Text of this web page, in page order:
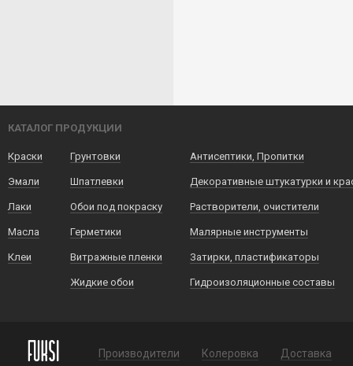
КАТАЛОГ ПРОДУКЦИИ
Краски
Эмали
Лаки
Масла
Клеи
Грунтовки
Шпатлевки
Обои под покраску
Герметики
Витражные пленки
Жидкие обои
Антисептики, Пропитки
Декоративные штукатурки и
Растворители, очистители
Малярные инструменты
Затирки, пластификаторы
Гидроизоляционные составы
Производители Колеровка Доставка